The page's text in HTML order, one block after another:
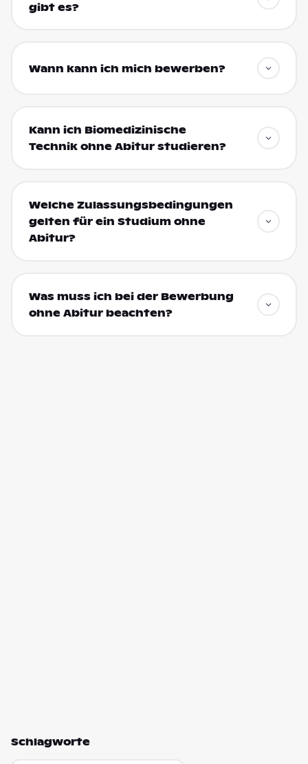
gibt es?
Wann kann ich mich bewerben?
Kann ich Biomedizinische
Technik ohne Abitur studieren?
Welche Zulassungsbedingungen
gelten für ein Studium ohne
Abitur?
Was muss ich bei der Bewerbung
ohne Abitur beachten?
Schlagworte